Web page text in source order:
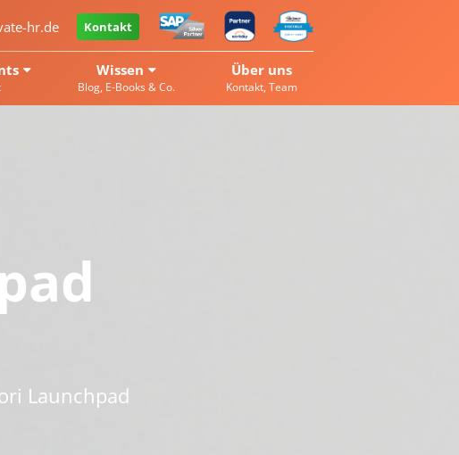
hr.de Kontakt
Wissen
Blog, E-Books & Co.
Über uns
Kontakt, Team
Launchpad